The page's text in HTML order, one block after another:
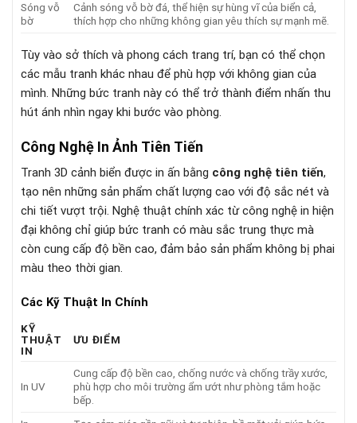
Sóng vỗ
bờ
Cảnh sóng vỗ bờ đá, thể hiện sự hùng vĩ của biển cả,
thích hợp cho những không gian yêu thích sự mạnh mẽ.
Tùy vào sở thích và phong cách trang trí, bạn có thể chọn
các mẫu tranh khác nhau để phù hợp với không gian của
mình. Những bức tranh này có thể trở thành điểm nhấn thu
hút ánh nhìn ngay khi bước vào phòng.
Công Nghệ In Ảnh Tiên Tiến
Tranh 3D cảnh biển được in ấn bằng công nghệ tiên tiến,
tạo nên những sản phẩm chất lượng cao với độ sắc nét và
chi tiết vượt trội. Nghệ thuật chính xác từ công nghệ in hiện
đại không chỉ giúp bức tranh có màu sắc trung thực mà
còn cung cấp độ bền cao, đảm bảo sản phẩm không bị phai
màu theo thời gian.
Các Kỹ Thuật In Chính
KỸ
THUẬT
IN
ƯU ĐIỂM
In UV
Cung cấp độ bền cao, chống nước và chống trầy xước,
phù hợp cho môi trường ẩm ướt như phòng tắm hoặc
bếp.